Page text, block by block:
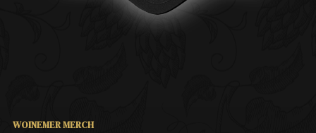
WOINEMER MERCH